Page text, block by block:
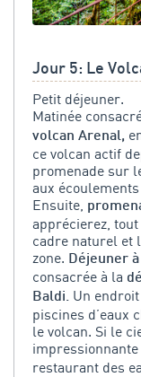
Jour 5: Le
Petit déjeuner.
Matinée
volcan Arenal,
ce volcan actif
promenade sur
aux
Ensuite,
apprécierez,
cadre naturel et
zone. Déjeuner
consacrée à la
Baldi. Un
piscines d’eaux
le volcan. Si le
restaurant des